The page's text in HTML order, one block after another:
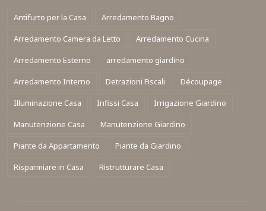
Antifurto per la Casa
Arredamento Bagno
Arredamento Camera da Letto
Arredamento Cucina
Arredamento Esterno
arredamento giardino
Arredamento Interno
Detrazioni Fiscali
Découpage
Illuminazione Casa
Infissi Casa
Irrigazione Giardino
Manutenzione Casa
Manutenzione Giardino
Piante da Appartamento
Piante da Giardino
Risparmiare in Casa
Ristrutturare Casa